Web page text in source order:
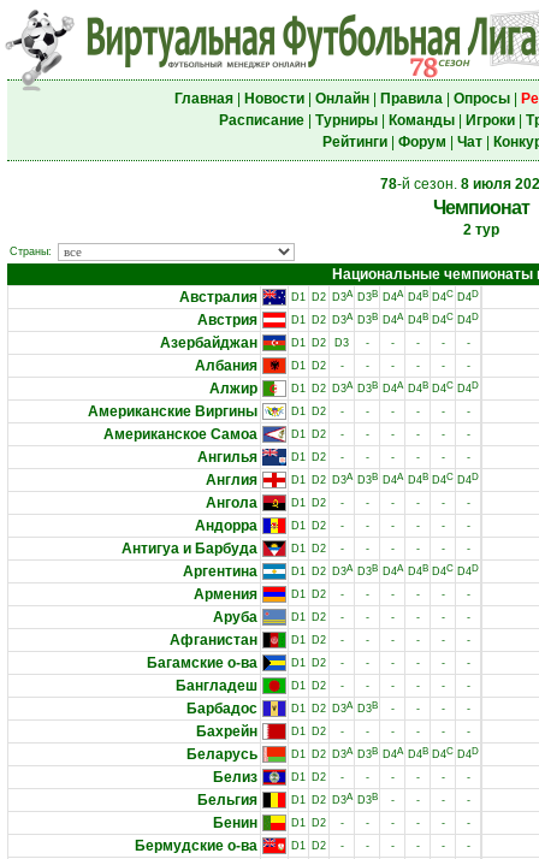
Главная| Новости| Онлайн| Правила| Опросы|
Расписание| Турниры| Команды| Игроки|
Рейтинги| Форум Чат|
78-й сезон. 8 июля
Чемпионат
2 тур
Страны:
Национальные чемпионаты
Австралия
D1 D2 D3A D3B D4A D4B D4C D4D
Австрия D1 D2 D3A D3B D4A D4B D4C D4D
Азербайджан D1 D2 D3 - - - - -
Албания D1 D2 - - - - - -
Алжир D1 D2 D3A D3B D4A D4B D4C D4D
Американские Виргины D1 D2 - - - - - -
Американское Самоа D1 D2 - - - - - -
Ангилья D1 D2 - - - - - -
Англия D1 D2 D3A D3B D4A D4B D4C D4D
Ангола D1 D2 - - - - - -
Андорра D1 D2 - - - - - -
Антигуа и Барбуда D1 D2 - - - - - -
Аргентина D1 D2 D3A D3B D4A D4B D4C D4D
Армения D1 D2 - - - - - -
Аруба D1 D2 - - - - - -
Афганистан D1 D2 - - - - - -
Багамские о-ва D1 D2 - - - - - -
Бангладеш D1 D2 - - - - - -
Барбадос D1 D2 D3A D3B - - - -
Бахрейн D1 D2 - - - - - -
Беларусь D1 D2 D3A D3B D4A D4B D4C D4D
Белиз D1 D2 - - - - - -
Бельгия D1 D2 D3A D3B - - - -
Бенин D1 D2 - - - - - -
Бермудские о-ва D1 D2 - - - - - -